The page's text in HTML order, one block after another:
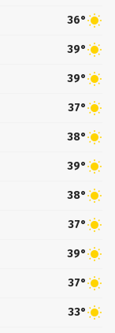
36°
39°
39°
37°
38°
39°
38°
37°
39°
37°
33°